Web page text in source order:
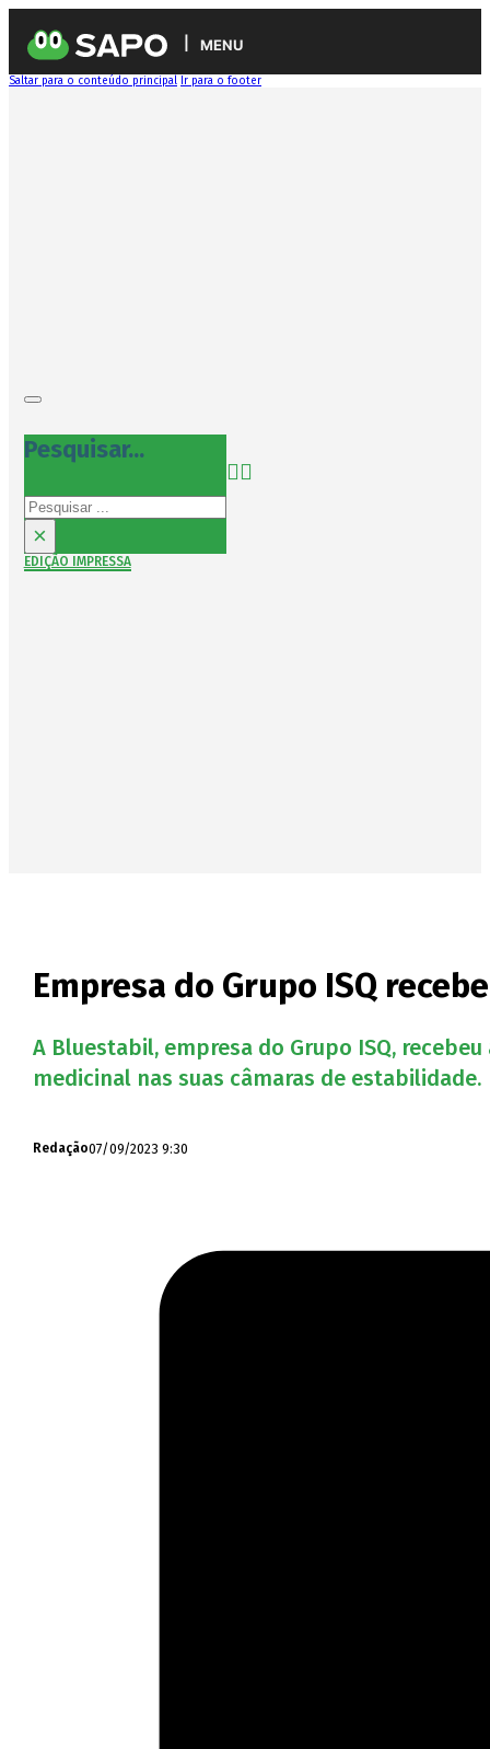
MENU
Saltar para o conteúdo principal Ir para o footer
Pesquisar...
Pesquisar
×
EDIÇÃO IMPRESSA
Empresa do Grupo ISQ
A Bluestabil, empresa do Grupo ISQ,
medicinal nas suas câmaras de estabilidade.
Redação07/09/2023 9:30